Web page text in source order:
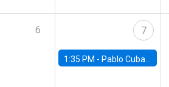
6 7
1:35 PM - Pablo Cuba, FED Board